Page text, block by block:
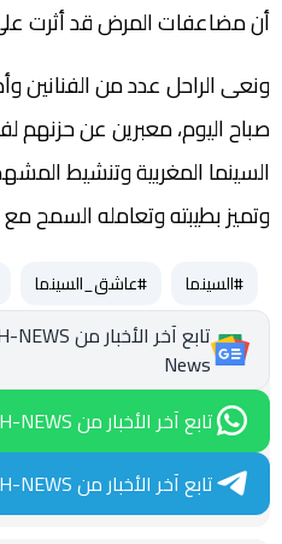
أن مضاعفات المرض قد أثرت
ونعى الراحل عدد من الفنانين
صباح اليوم، معبرين عن حزنهم
السينما المغربية وتنشيط
وتميز بطيبته وتعامله السمح
#السينما #عاشق_السينما
News
تابع آخر الأخبار من H-NEWS آش نيوز عبر WhatsApp
تابع آخر الأخبار من H-NEWS آش نيوز عبر Telegram